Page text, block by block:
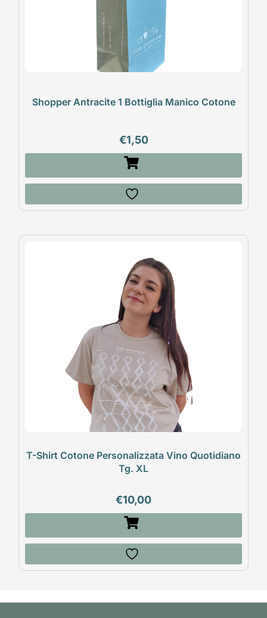
Shopper Antracite 1 Bottiglia Manico Cotone
€1,50
T-Shirt Cotone Personalizzata Vino Quotidiano
Tg. XL
€10,00